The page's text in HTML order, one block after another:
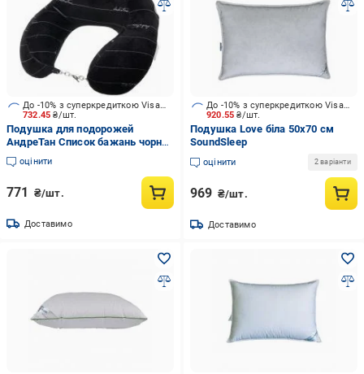
732.45₴/шт.
До -10% з суперкредиткою Visa Вигода
Подушка для подорожей
АндреТан Список бажань чорний
SoundSleep
оцінити
771 ₴/шт.
Доставимо
920.55₴/шт.
До -10% з суперкредиткою Visa Вигода
Подушка Love біла 50х70 см
SoundSleep
оцінити 2 варіанти
969 ₴/шт.
Доставимо